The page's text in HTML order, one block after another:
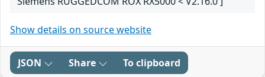
Show details on source website
JSON Share To clipboard